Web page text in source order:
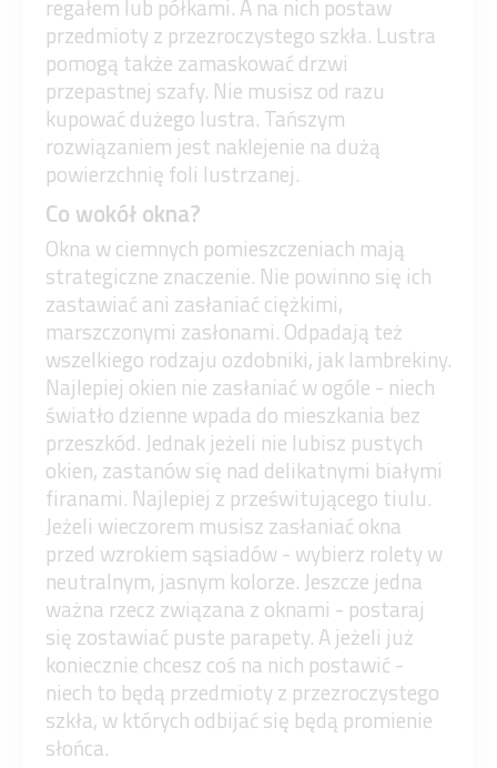
regałem lub półkami. A na nich postaw
przedmioty z przezroczystego szkła. Lustra
pomogą także zamaskować drzwi
przepastnej szafy. Nie musisz od razu
kupować dużego lustra. Tańszym
rozwiązaniem jest naklejenie na dużą
powierzchnię foli lustrzanej.
Co wokół okna?
Okna w ciemnych pomieszczeniach mają
strategiczne znaczenie. Nie powinno się ich
zastawiać ani zasłaniać ciężkimi,
marszczonymi zasłonami. Odpadają też
wszelkiego rodzaju ozdobniki, jak lambrekiny.
Najlepiej okien nie zasłaniać w ogóle - niech
światło dzienne wpada do mieszkania bez
przeszkód. Jednak jeżeli nie lubisz pustych
okien, zastanów się nad delikatnymi białymi
firanami. Najlepiej z prześwitującego tiulu.
Jeżeli wieczorem musisz zasłaniać okna
przed wzrokiem sąsiadów - wybierz rolety w
neutralnym, jasnym kolorze. Jeszcze jedna
ważna rzecz związana z oknami - postaraj
się zostawiać puste parapety. A jeżeli już
koniecznie chcesz coś na nich postawić -
niech to będą przedmioty z przezroczystego
szkła, w których odbijać się będą promienie
słońca.